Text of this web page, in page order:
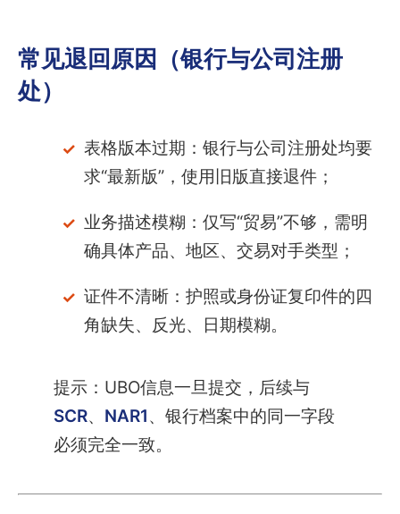
常见退回原因（银行与公司注册
处）
表格版本过期：银行与公司注册处均要
求“最新版”，使用旧版直接退件；
业务描述模糊：仅写“贸易”不够，需明
确具体产品、地区、交易对手类型；
证件不清晰：护照或身份证复印件的四
角缺失、反光、日期模糊。
提示：UBO信息一旦提交，后续与
SCR、 NAR1、银行档案中的同一字段
必须完全一致。